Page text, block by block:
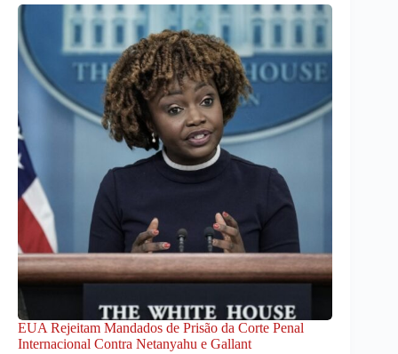
EUA Rejeitam Mandados de Prisão da Corte Penal
Internacional Contra Netanyahu e Gallant